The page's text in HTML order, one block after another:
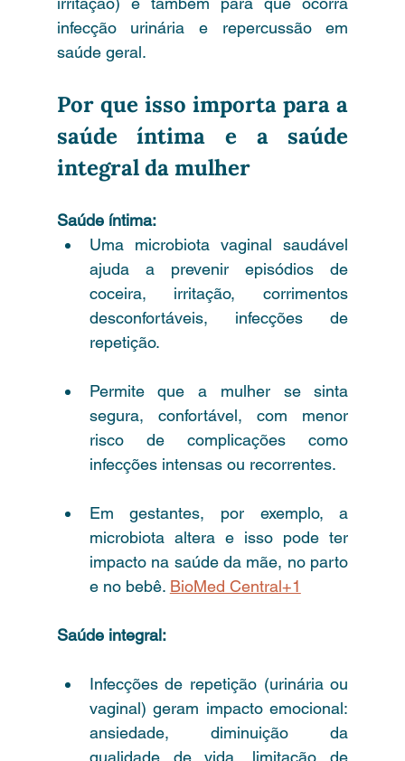
infecção urinária e repercussão em
saúde geral.
Por que isso importa para a
saúde íntima e a saúde
integral da mulher
Saúde íntima:
Uma microbiota vaginal saudável
ajuda a prevenir episódios de
coceira, irritação, corrimentos
desconfortáveis, infecções de
repetição.
Permite que a mulher se sinta
segura, confortável, com menor
risco de complicações como
infecções intensas ou recorrentes.
Em gestantes, por exemplo, a
microbiota altera e isso pode ter
impacto na saúde da mãe, no parto
e no bebê. BioMed Central+1
Saúde integral:
Infecções de repetição (urinária ou
vaginal) geram impacto emocional:
ansiedade, diminuição da
qualidade de vida, limitação de